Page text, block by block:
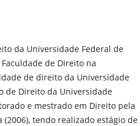
da Universidade Federal de
Faculdade de Direito na
de direito da Universidade
de Direito da Universidade
e mestrado em Direito pela
tendo realizado estágio de